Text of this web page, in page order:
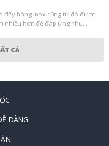
đẩy hàng inox cũng từ đó được
nhiều hơn để đáp ứng nhu...
CẢ
DÀNG